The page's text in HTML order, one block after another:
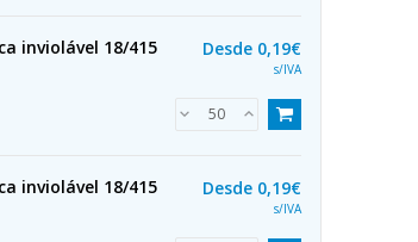
inviolável 18/415
Desde 0,19€
s/IVA
inviolável 18/415
Desde 0,19€
s/IVA